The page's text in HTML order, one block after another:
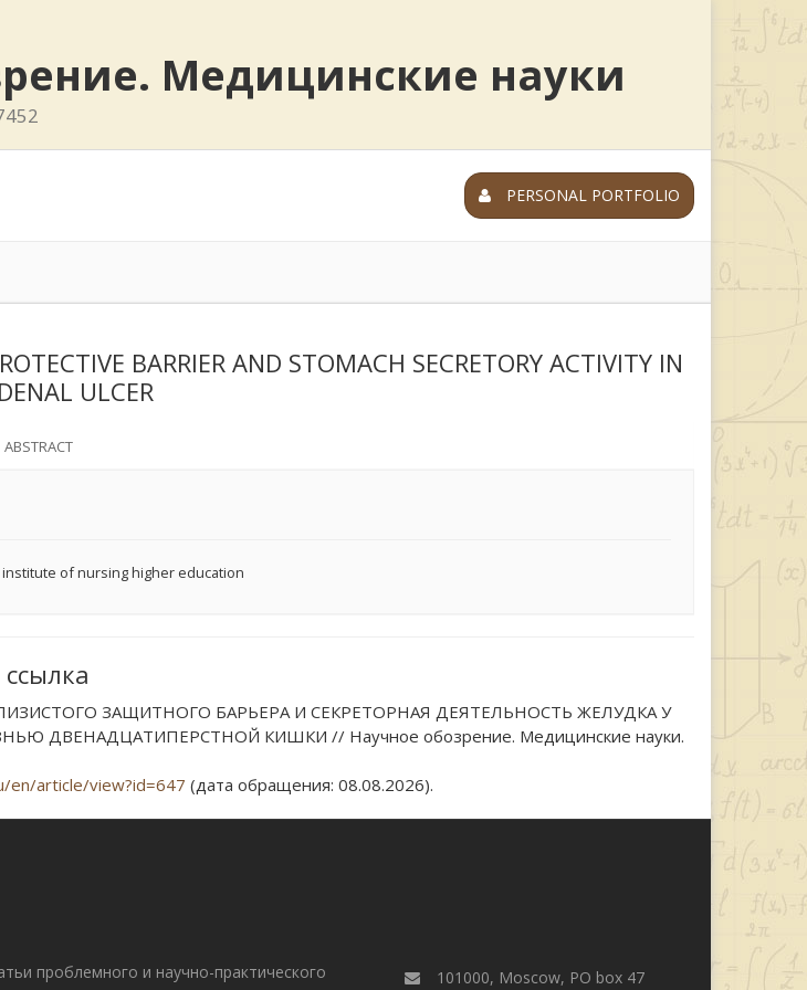
Медицинские науки
PERSONAL PORTFOLIO
BARRIER AND STOMACH SECRETORY ACTIVITY IN
ULCER
ABSTRACT
of nursing higher education
ЗАЩИТНОГО БАРЬЕРА И СЕКРЕТОРНАЯ ДЕЯТЕЛЬНОСТЬ ЖЕЛУДКА У
ДВЕНАДЦАТИПЕРСТНОЙ КИШКИ // Научное обозрение. Медицинские науки.
en/article/view?id=647 (дата обращения: 08.08.2026).
проблемного и научно-практического
101000, Moscow, PO box 47